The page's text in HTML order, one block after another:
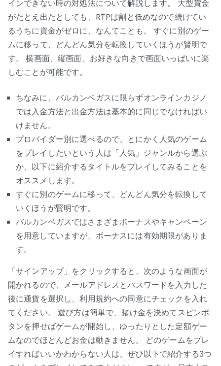
インできない時の対処法について解説します。 大型賞金
がたとえ出たとしても、RTPは割と低めなので続けてい
るうちに資金がゼロに、なんてことも。 すぐに別のゲー
ムに移って、どんどん気分を転換していくほうが賢明で
す。 横画面、縦画面、お好きな向きで画面いっぱいに楽
しむことが可能です。
ちなみに、バルカンベガスに限らずオンラインカジノ
では入金方法と出金方法は基本的に同じでなければい
けません。
プロバイダー別に選べるので、とにかく人気のゲーム
をプレイしたいという人は「人気」ジャンルから選ぶ
か、以下に紹介するタイトルをプレイしてみることを
オススメします。
すぐに別のゲームに移って、どんどん気分を転換して
いくほうが賢明です。
バルカンベガスではさまざまボーナスやキャンペーン
を用意していますが、ボーナスには有効期限がありま
す。
「サインアップ」をクリックすると、次のような画面が
開かれるので、メールアドレスとパスワードを入力した
後に通貨を選択し、利用規約への同意にチェックを入れ
てください。 遊び方は簡単で、賭け金を決めてスピンボ
タンを押せばゲームが開始し、ゆったりとした定額ゲー
ムなのでほとんどお金は動きません。 どのゲームをプレ
イすればいいかわからない人は、ぜひ以下で紹介する3つ